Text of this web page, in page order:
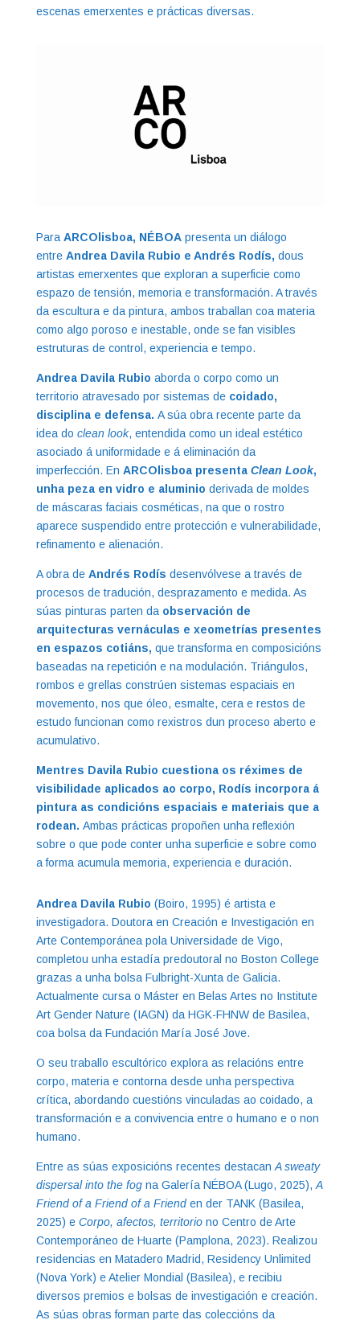
escenas emerxentes e prácticas diversas.
Para ARCOlisboa, NÉBOA presenta un diálogo
entre Andrea Davila Rubio e Andrés Rodís, dous
artistas emerxentes que exploran a superficie como
espazo de tensión, memoria e transformación. A través
da escultura e da pintura, ambos traballan coa materia
como algo poroso e inestable, onde se fan visibles
estruturas de control, experiencia e tempo.
Andrea Davila Rubio aborda o corpo como un
territorio atravesado por sistemas de coidado,
disciplina e defensa. A súa obra recente parte da
idea do clean look, entendida como un ideal estético
asociado á uniformidade e á eliminación da
imperfección. En ARCOlisboa presenta Clean Look,
unha peza en vidro e aluminio derivada de moldes
de máscaras faciais cosméticas, na que o rostro
aparece suspendido entre protección e vulnerabilidade,
refinamento e alienación.
A obra de Andrés Rodís desenvólvese a través de
procesos de tradución, desprazamento e medida. As
súas pinturas parten da observación de
arquitecturas vernáculas e xeometrías presentes
en espazos cotiáns, que transforma en composicións
baseadas na repetición e na modulación. Triángulos,
rombos e grellas constrúen sistemas espaciais en
movemento, nos que óleo, esmalte, cera e restos de
estudo funcionan como rexistros dun proceso aberto e
acumulativo.
Mentres Davila Rubio cuestiona os réximes de
visibilidade aplicados ao corpo, Rodís incorpora á
pintura as condicións espaciais e materiais que a
rodean. Ambas prácticas propoñen unha reflexión
sobre o que pode conter unha superficie e sobre como
a forma acumula memoria, experiencia e duración.
Andrea Davila Rubio (Boiro, 1995) é artista e
investigadora. Doutora en Creación e Investigación en
Arte Contemporánea pola Universidade de Vigo,
completou unha estadía predoutoral no Boston College
grazas a unha bolsa Fulbright-Xunta de Galicia.
Actualmente cursa o Máster en Belas Artes no Institute
Art Gender Nature (IAGN) da HGK-FHNW de Basilea,
coa bolsa da Fundación María José Jove.
O seu traballo escultórico explora as relacións entre
corpo, materia e contorna desde unha perspectiva
crítica, abordando cuestións vinculadas ao coidado, a
transformación e a convivencia entre o humano e o non
humano.
Entre as súas exposicións recentes destacan A sweaty
dispersal into the fogna Galería NÉBOA (Lugo, 2025), A
Friend of a Friend of a Frienden der TANK (Basilea,
2025) e Corpo, afectos, territoriono Centro de Arte
Contemporáneo de Huarte (Pamplona, 2023). Realizou
residencias en Matadero Madrid, Residency Unlimited
(Nova York) e Atelier Mondial (Basilea), e recibiu
diversos premios e bolsas de investigación e creación.
As súas obras forman parte das coleccións da